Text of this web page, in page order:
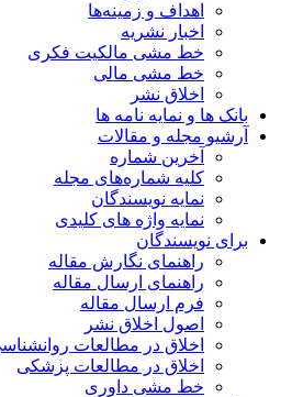
اهداف و زمینه‌ها
اخبار نشریه
خط مشی مالکیت فکری
خط مشی مالی
اخلاق نشر
بانک ها و نمایه نامه ها
آرشیو مجله و مقالات
آخرین شماره
کلیه شماره‌های مجله
نمایه نویسندگان
نمایه واژه های کلیدی
برای نویسندگان
راهنمای نگارش مقاله
راهنمای ارسال مقاله
فرم ارسال مقاله
اصول اخلاق نشر
اخلاق در مطالعات روانشناسی
اخلاق در مطالعات پزشکی
خط مشی داوری